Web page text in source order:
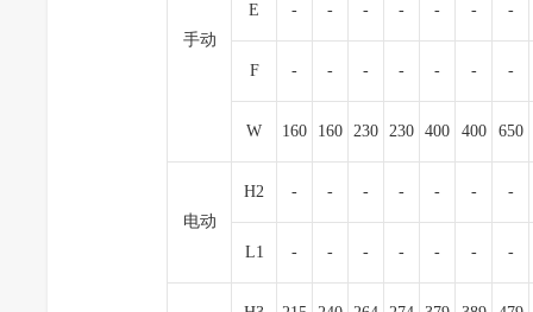
手动
E - - - - - - -
F - - - - - - -
W 160 160 230 230 400 400 650
电动
H2 - - - - - - -
L1 - - - - - - -